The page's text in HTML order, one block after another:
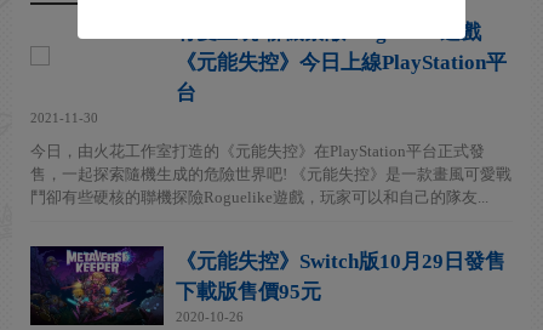
有愛互坑 聯機禦敵 Roguelike遊戲
《元能失控》今日上線PlayStation平
台
2021-11-30
今日，由火花工作室打造的《元能失控》在PlayStation平台正式發
售，一起探索隨機生成的危險世界吧! 《元能失控》是一款畫風可愛戰
鬥卻有些硬核的聯機探險Roguelike遊戲，玩家可以和自己的隊友...
《元能失控》Switch版10月29日發售
下載版售價95元
2020-10-26